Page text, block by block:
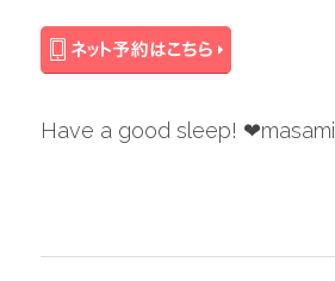
Have a good sleep! ❤︎masami